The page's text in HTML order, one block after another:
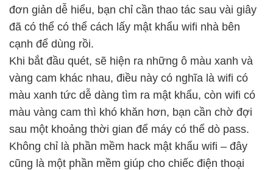
đơn giản dễ hiểu, bạn chỉ cần thao tác sau vài giây
đã có thể có thể cách lấy mật khẩu wifi nhà bên
cạnh để dùng rồi.
Khi bắt đầu quét, sẽ hiện ra những ô màu xanh và
vàng cam khác nhau, điều này có nghĩa là wifi có
màu xanh tức dễ dàng tìm ra mật khẩu, còn wifi có
màu vàng cam thì khó khăn hơn, bạn cần chờ đợi
sau một khoảng thời gian để máy có thể dò pass.
Không chỉ là phần mềm hack mật khẩu wifi – đây
cũng là một phần mềm giúp cho chiếc điện thoại